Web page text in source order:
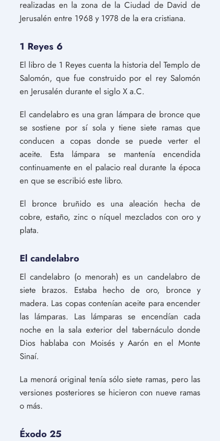
realizadas en la zona de la Ciudad de David de
Jerusalén entre 1968 y 1978 de la era cristiana.
1 Reyes 6
El libro de 1 Reyes cuenta la historia del Templo de
Salomón, que fue construido por el rey Salomón
en Jerusalén durante el siglo X a.C.
El candelabro es una gran lámpara de bronce que
se sostiene por sí sola y tiene siete ramas que
conducen a copas donde se puede verter el
aceite. Esta lámpara se mantenía encendida
continuamente en el palacio real durante la época
en que se escribió este libro.
El bronce bruñido es una aleación hecha de
cobre, estaño, zinc o níquel mezclados con oro y
plata.
El candelabro
El candelabro (o menorah) es un candelabro de
siete brazos. Estaba hecho de oro, bronce y
madera. Las copas contenían aceite para encender
las lámparas. Las lámparas se encendían cada
noche en la sala exterior del tabernáculo donde
Dios hablaba con Moisés y Aarón en el Monte
Sinaí.
La menorá original tenía sólo siete ramas, pero las
versiones posteriores se hicieron con nueve ramas
o más.
Éxodo 25